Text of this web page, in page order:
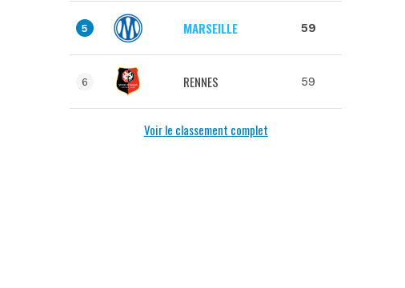
5 MARSEILLE 59
6 RENNES 59
Voir le classement complet